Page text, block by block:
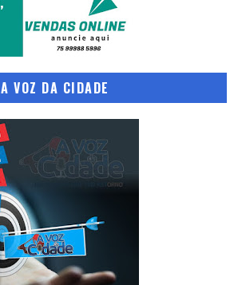
A VOZ DA CIDADE